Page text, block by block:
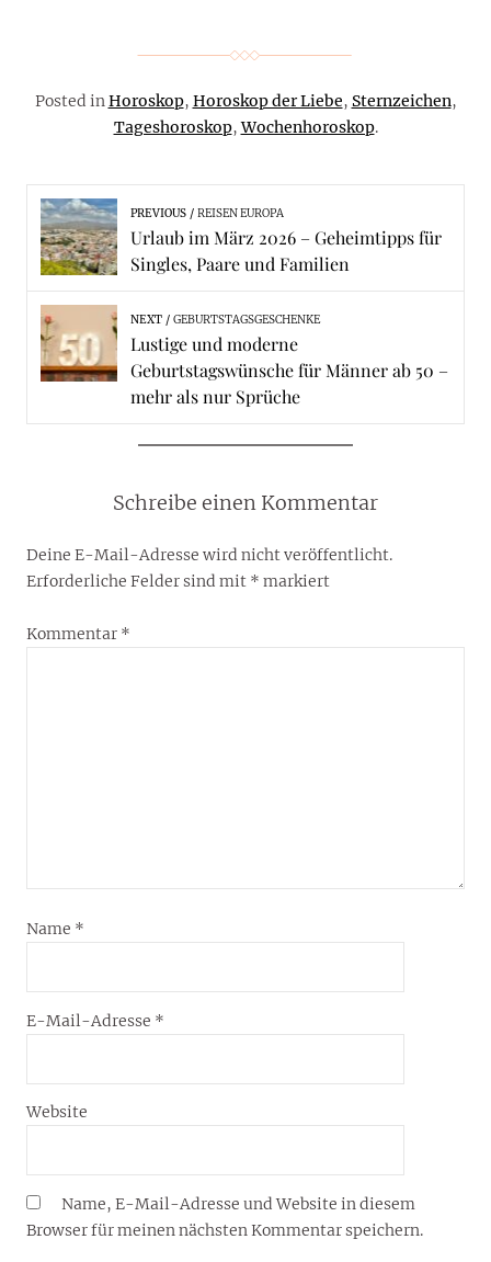
Posted inHoroskop, Horoskop der Liebe, Sternzeichen,
Tageshoroskop,Wochenhoroskop.
PREVIOUS REISEN EUROPA
Urlaub im März 2026 – Geheimtipps für
Singles, Paare und Familien
NEXT GEBURTSTAGSGESCHENKE
Lustige und moderne
Geburtstagswünsche für Männer ab 50 –
mehr als nur Sprüche
Schreibe einen Kommentar
Deine E-Mail-Adresse wird nicht veröffentlicht.
Erforderliche Felder sind mit * markiert
Kommentar *
Name *
E-Mail-Adresse *
Website
Name, E-Mail-Adresse und Website in diesem
Browser für meinen nächsten Kommentar speichern.